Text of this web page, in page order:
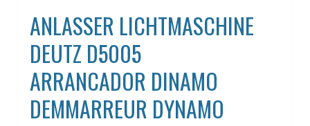
ANLASSER LICHTMASCHINE
DEUTZ D5005
ARRANCADOR DINAMO
DEMMARREUR DYNAMO